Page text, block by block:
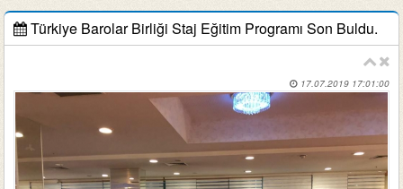
Türkiye Barolar Birliği Staj Eğitim Programı Son Buldu.
17.07.2019 17:01:00